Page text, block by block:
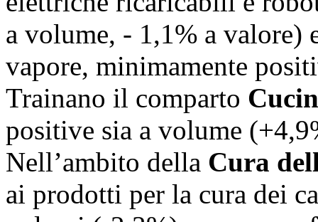
a volume, - 1,1% a
vapore, minimamente
Trainano il comparto
positive sia a volume
Nell’ambito della Cura
ai prodotti per la cura dei